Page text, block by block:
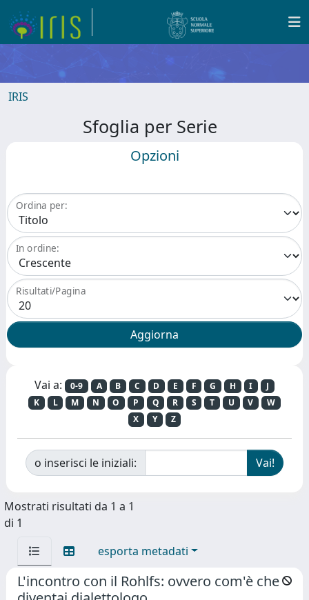
IRIS
Sfoglia per Serie
Opzioni
Ordina per:
In ordine:
Risultati/Pagina
Vai a: 0-9 A B C D E F G H I
J
K
L M N O P Q R S T U V
W
X
Y Z
o inserisci le iniziali:
Mostrati risultati da 1 a 1
di 1
esporta metadati
L'incontro con il Rohlfs: ovvero com'è che